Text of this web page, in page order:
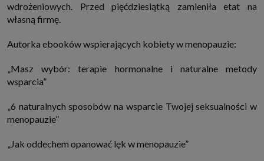
wdrożeniowych. Przed pięćdziesiątką zamieniła etat na
własną firmę.
Autorka ebooków wspierających kobiety w menopauzie:
„Masz wybór: terapie hormonalne i naturalne metody
wsparcia”
„6 naturalnych sposobów na wsparcie Twojej seksualności w
menopauzie”
„Jak oddechem opanować lęk w menopauzie”